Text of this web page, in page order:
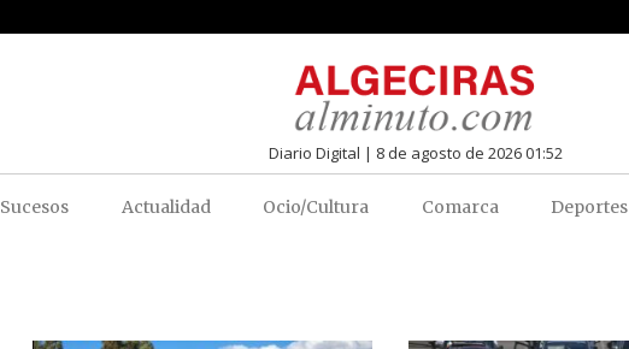
Diario Digital | 8 de agosto de 2026 01:52
Sucesos Actualidad Ocio/Cultura Comarca Deportes